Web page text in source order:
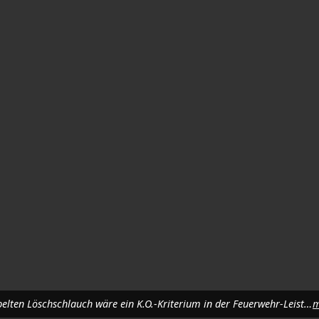
Hält er dicht oder nicht? Eine Undichtigkeit im zusammengekuppelten Löschschlauch wäre ein K.O.-Kriterium in der Feuerwehr-Leistungsprüfung: Die ganze Prüfungsgruppe wäre dann durchgefallen. Foto: Bernhard Piegsa